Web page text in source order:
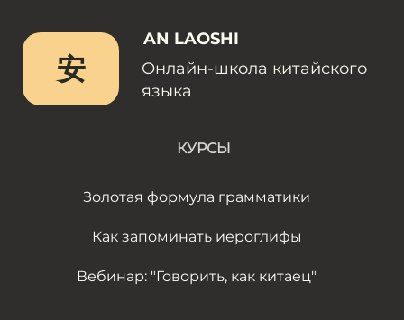
安
AN LAOSHI
Онлайн-школа китайского
языка
КУРСЫ
Золотая формула грамматики
Как запоминать иероглифы
Вебинар: "Говорить, как китаец"